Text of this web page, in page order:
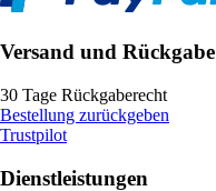
Versand und Rückgabe
30 Tage Rückgaberecht
Bestellung zurückgeben
Trustpilot
Dienstleistungen